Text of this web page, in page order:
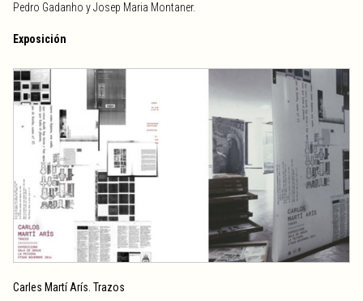
Pedro Gadanho y Josep Maria Montaner.
Exposición
Carles Martí Arís. Trazos